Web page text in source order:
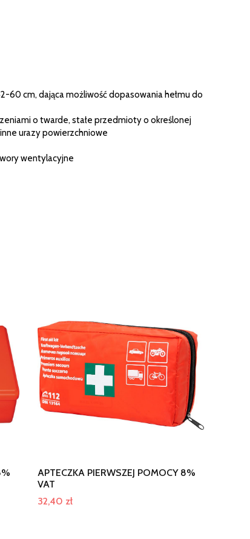
60 cm, dająca możliwość dopasowania hełmu do
o twarde, stałe przedmioty o określonej
urazy powierzchniowe
wentylacyjne
APTECZKA PIERWSZEJ POMOCY 8%
VAT
32,40 zł